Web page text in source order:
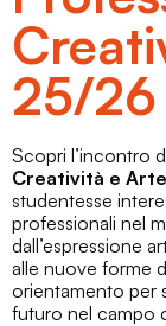
25/26
Scopri l’incontro
Creatività e Arte
studentesse
professionali nel
dall’espressione
alle nuove forme
orientamento per
futuro nel campo